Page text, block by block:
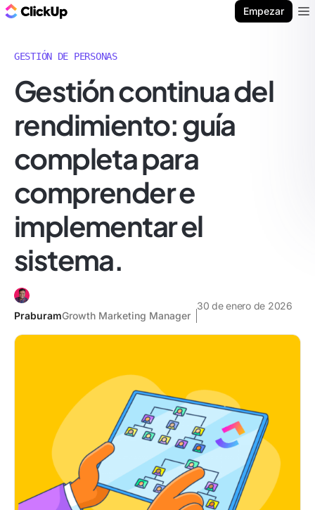
Empezar
GESTIÓN DE PERSONAS
Gestión continua del
rendimiento: guía
completa para
comprender e
implementar el
sistema.
PraburamGrowth Marketing Manager
30 de enero de 2026